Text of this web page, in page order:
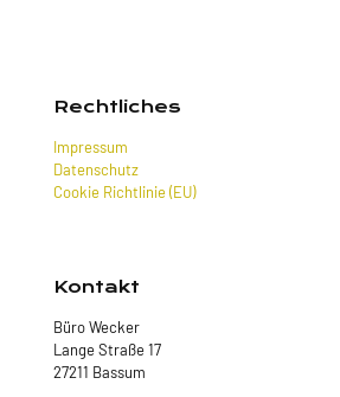
Rechtliches
Impressum
Datenschutz
Cookie Richtlinie (EU)
Kontakt
Büro Wecker
Lange Straße 17
27211 Bassum